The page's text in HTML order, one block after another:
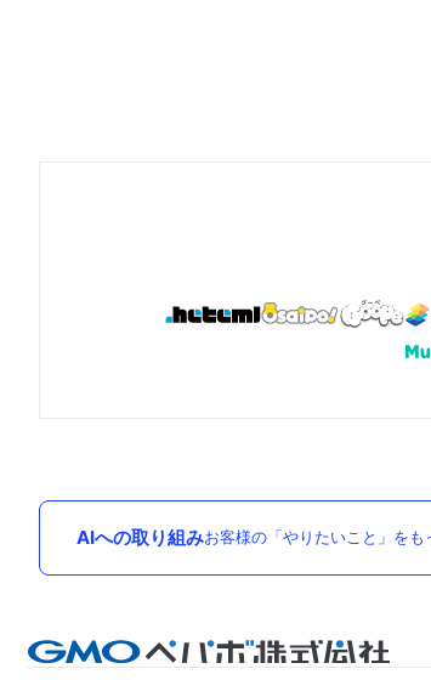
AIへの取り組みお客様の「やりたいこと」を